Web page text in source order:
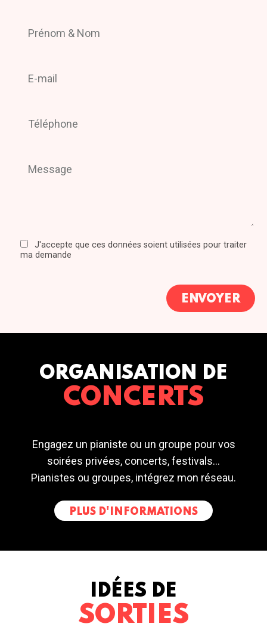
J'accepte que ces données soient utilisées pour traiter
ma demande
ORGANISATION DE
CONCERTS
Engagez un pianiste ou un groupe pour vos
soirées privées, concerts, festivals...
Pianistes ou groupes, intégrez mon réseau.
PLUS D'INFORMATIONS
IDÉES DE
SORTIES